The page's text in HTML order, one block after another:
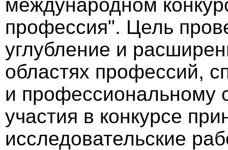
международном
профессия". Цель
углубление и
областях профессий,
и профессиональному
участия в конкурсе
исследовательские